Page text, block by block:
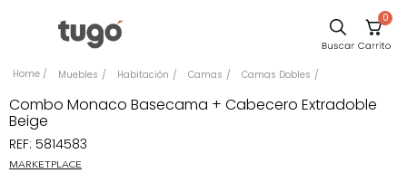
0
Muebles Habitación Camas Camas Dobles
Combo Monaco Basecama + Cabecero Extradoble
Beige
REF: 5814583
MARKETPLACE
Comedor
Silla